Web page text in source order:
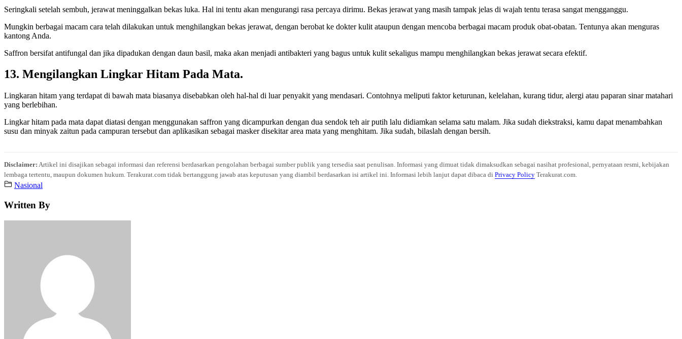
Seringkali setelah sembuh, jerawat meninggalkan bekas luka. Hal ini tentu akan mengurangi rasa percaya dirimu. Bekas jerawat yang masih tampak jelas di wajah tentu terasa sangat mengganggu.
Mungkin berbagai macam cara telah dilakukan untuk menghilangkan bekas jerawat, dengan berobat ke dokter kulit ataupun dengan mencoba berbagai macam produk obat-obatan. Tentunya akan menguras
kantong Anda.
Saffron bersifat antifungal dan jika dipadukan dengan daun basil, maka akan menjadi antibakteri yang bagus untuk kulit sekaligus mampu menghilangkan bekas jerawat secara efektif.
13. Mengilangkan Lingkar Hitam Pada Mata.
Lingkaran hitam yang terdapat di bawah mata biasanya disebabkan oleh hal-hal di luar penyakit yang mendasari. Contohnya meliputi faktor keturunan, kelelahan, kurang tidur, alergi atau paparan sinar matahari
yang berlebihan.
Lingkar hitam pada mata dapat diatasi dengan menggunakan saffron yang dicampurkan dengan dua sendok teh air putih lalu didiamkan selama satu malam. Jika sudah diekstraksi, kamu dapat menambahkan
susu dan minyak zaitun pada campuran tersebut dan aplikasikan sebagai masker disekitar area mata yang menghitam. Jika sudah, bilaslah dengan bersih.
Disclaimer: Artikel ini disajikan sebagai informasi dan referensi berdasarkan pengolahan berbagai sumber publik yang tersedia saat penulisan. Informasi yang dimuat tidak dimaksudkan sebagai nasihat profesional, pernyataan resmi, kebijakan
lembaga tertentu, maupun dokumen hukum. Terakurat.com tidak bertanggung jawab atas keputusan yang diambil berdasarkan isi artikel ini. Informasi lebih lanjut dapat dibaca di Privacy Policy Terakurat.com.
Nasional
Written By